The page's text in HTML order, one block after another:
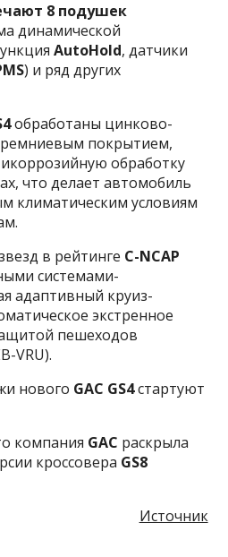
8 подушек
динамической
AutoHold, датчики
) и ряд других
обработаны цинково-
покрытием,
обработку
что делает автомобиль
климатическим условиям
в рейтинге C-NCAP
системами-
адаптивный круиз-
экстренное
пешеходов
VRU).
нового GAC GS4стартуют
компания GAC раскрыла
кроссовера GS8
Источник